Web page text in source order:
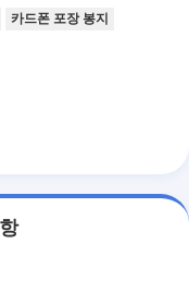
카드폰 포장 봉지